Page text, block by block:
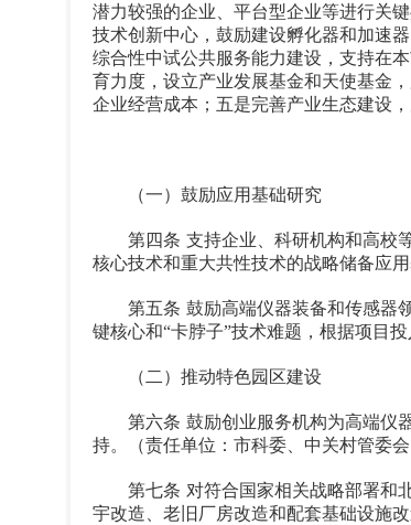
潜力较强的企业、平台型企业等进行关
技术创新中心，鼓励建设孵化器和加速
综合性中试公共服务能力建设，支持在
育力度，设立产业发展基金和天使基金
企业经营成本；五是完善产业生态建设
（一）鼓励应用基础研究
第四条 支持企业、科研机构和高校等
核心技术和重大共性技术的战略储备应
第五条 鼓励高端仪器装备和传感器领
键核心和“卡脖子”技术难题，根据项目
（二）推动特色园区建设
第六条 鼓励创业服务机构为高端仪器
持。（责任单位：市科委、中关村管委会
第七条 对符合国家相关战略部署和北
宇改造、老旧厂房改造和配套基础设施